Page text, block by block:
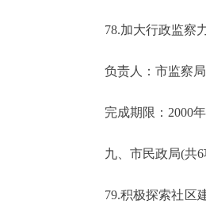
78.加大行政监察力
负责人：市监察局
完成期限：2000年
九、市民政局(共6
79.积极探索社区建